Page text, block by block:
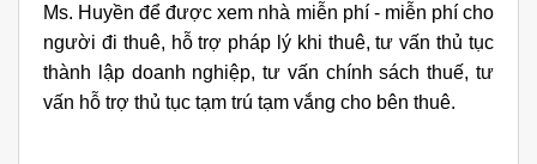
Ms. Huyền để được xem nhà miễn phí - miễn phí cho
người đi thuê, hỗ trợ pháp lý khi thuê, tư vấn thủ tục
thành lập doanh nghiệp, tư vấn chính sách thuế, tư
vấn hỗ trợ thủ tục tạm trú tạm vắng cho bên thuê.